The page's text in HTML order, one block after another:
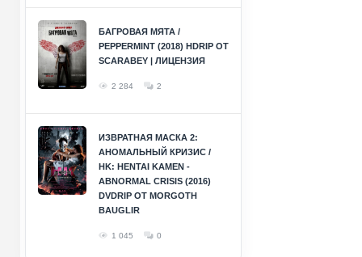
БАГРОВАЯ МЯТА /
PEPPERMINT (2018) HDRIP ОТ
SCARABEY | ЛИЦЕНЗИЯ
2 284 2
ИЗВРАТНАЯ МАСКА 2:
АНОМАЛЬНЫЙ КРИЗИС /
HK: HENTAI KAMEN -
ABNORMAL CRISIS (2016)
DVDRIP ОТ MORGOTH
BAUGLIR
1 045 0